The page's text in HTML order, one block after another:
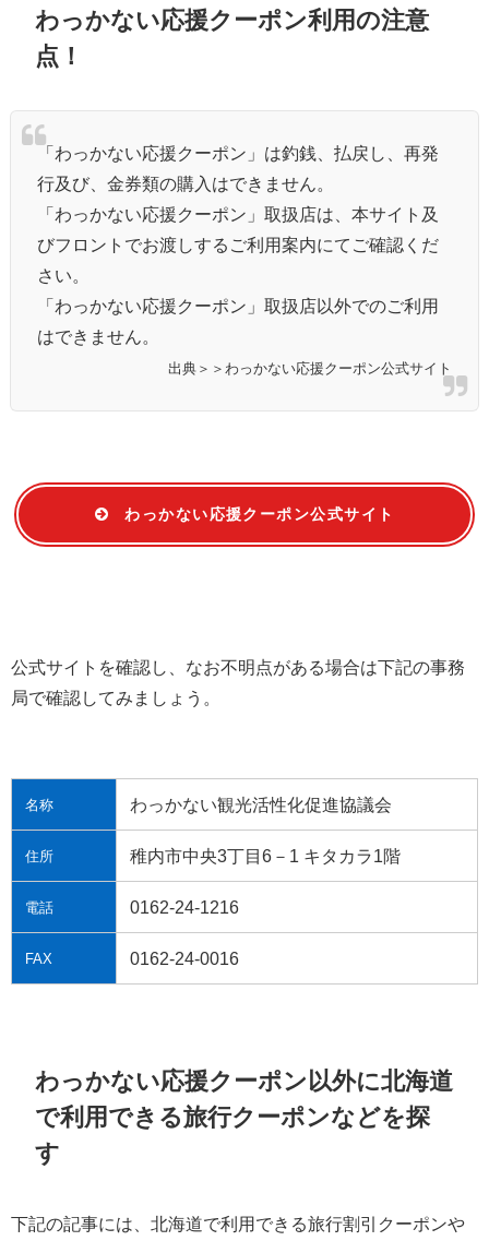
わっかない応援クーポン利用の注意
点！
「わっかない応援クーポン」は釣銭、払戻し、再発
行及び、金券類の購入はできません。
「わっかない応援クーポン」取扱店は、本サイト及
びフロントでお渡しするご利用案内にてご確認くだ
さい。
「わっかない応援クーポン」取扱店以外でのご利用
はできません。
出典＞＞わっかない応援クーポン公式サイト
わっかない応援クーポン公式サイト
公式サイトを確認し、なお不明点がある場合は下記の事務
局で確認してみましょう。
名称 わっかない観光活性化促進協議会
住所 稚内市中央3丁目6－1 キタカラ1階
電話 0162-24-1216
FAX 0162-24-0016
わっかない応援クーポン以外に北海道
で利用できる旅行クーポンなどを探
す
下記の記事には、北海道で利用できる旅行割引クーポンや